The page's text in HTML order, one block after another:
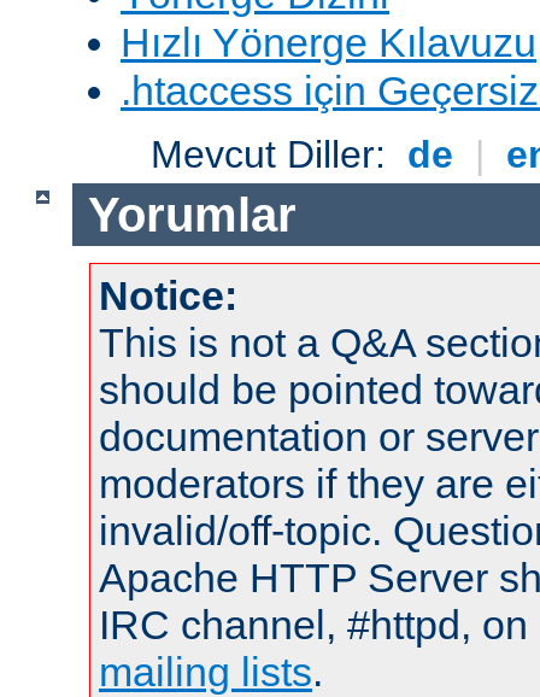
Hızlı Yönerge Kılavuzu
.htaccess için
Mevcut Diller: de |
Yorumlar
Notice:
This is not a Q&A
should be pointed
documentation or
moderators if they are
invalid/off-topic.
Apache HTTP Server
IRC channel, #httpd,
mailing lists.